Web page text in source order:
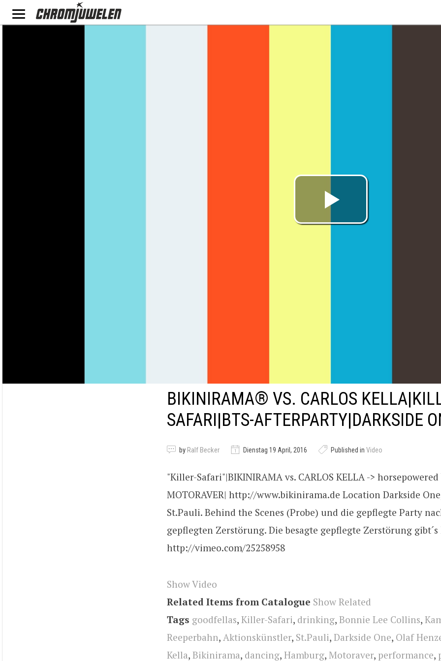
BIKINIRAMA® VS. CARLOS
SAFARI|BTS-AFTERPARTY|DARKSIDE
by Ralf Becker Dienstag 19 April, 2016 Published in Video
"Killer-Safari"|BIKINIRAMA vs. CARLOS KELLA -> horsepowered
MOTORAVER| http://www.bikinirama.de Location Darkside
St.Pauli. Behind the Scenes (Probe) und die gepflegte Party
gepflegten Zerstörung. Die besagte gepflegte Zerstörung
http://vimeo.com/25258958
Show Video
Related Items from Catalogue Show Related
Tags goodfellas, Killer-Safari, drinking, Bonnie Lee Collins,
Reeperbahn, Aktionskünstler, St.Pauli, Darkside One, Olaf
Kella, Bikinirama, dancing, Hamburg, Motoraver, performance,